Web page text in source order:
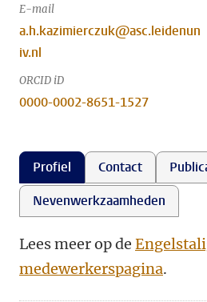
E-mail
a.h.kazimierczuk@asc.leidenun
iv.nl
ORCID iD
0000-0002-8651-1527
Profiel Contact
Nevenwerkzaamheden
Lees meer op de
medewerkerspagina.